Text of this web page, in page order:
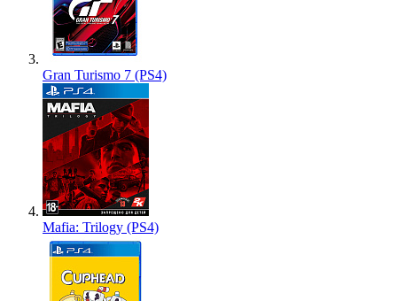
Gran Turismo 7 (PS4)
Mafia: Trilogy (PS4)